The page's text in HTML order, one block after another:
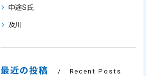
中途S氏
及川
最近の投稿 Recent Posts